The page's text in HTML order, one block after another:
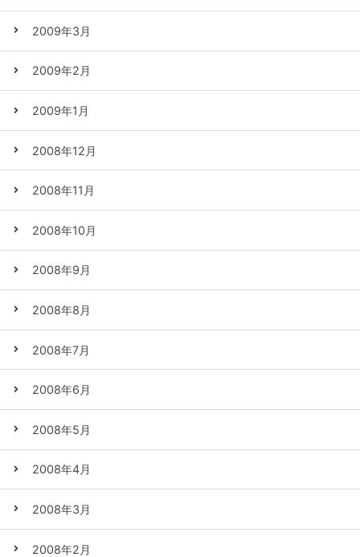
2009年3月
2009年2月
2009年1月
2008年12月
2008年11月
2008年10月
2008年9月
2008年8月
2008年7月
2008年6月
2008年5月
2008年4月
2008年3月
2008年2月